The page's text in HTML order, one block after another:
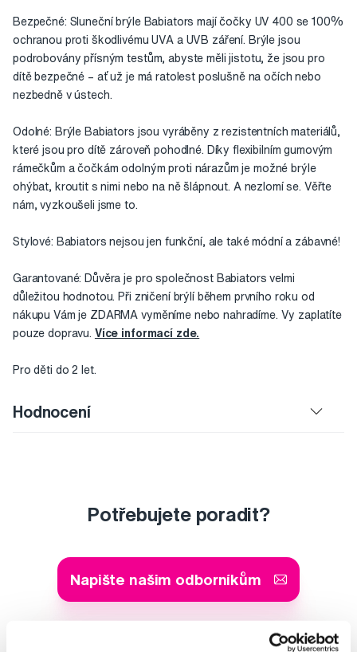
Bezpečné: Sluneční brýle Babiators mají čočky UV 400 se 100%
ochranou proti škodlivému UVA a UVB záření. Brýle jsou
podrobovány přísným testům, abyste měli jistotu, že jsou pro
dítě bezpečné – ať už je má ratolest poslušně na očích nebo
nezbedně v ústech.
Odolné: Brýle Babiators jsou vyráběny z rezistentních materiálů,
které jsou pro dítě zároveň pohodlné. Díky flexibilním gumovým
rámečkům a čočkám odolným proti nárazům je možné brýle
ohýbat, kroutit s nimi nebo na ně šlápnout. A nezlomí se. Věřte
nám, vyzkoušeli jsme to.
Stylové: Babiators nejsou jen funkční, ale také módní a zábavné!
Garantované: Důvěra je pro společnost Babiators velmi
důležitou hodnotou. Při zničení brýlí během prvního roku od
nákupu Vám je ZDARMA vyměníme nebo nahradíme. Vy zaplatíte
pouze dopravu. Více informací zde.
Pro děti do 2 let.
Hodnocení
Potřebujete poradit?
Napište našim odborníkům